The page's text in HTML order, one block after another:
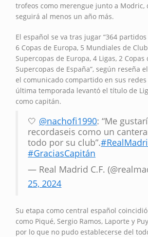
trofeos como merengue junto a Modric,
seguirá al menos un año más.
El español se va tras jugar “364
6 Copas de Europa, 5 Mundiales de
Supercopas de Europa, 4 Ligas, 2 Copas
Supercopas de España”, según reseña
el comunicado compartido en sus redes
última temporada levantó el título de
como capitán.
🤍 @nachofi1990: “Me
recordaseis como un
todo por su club”.
#GraciasCapitán
— Real Madrid C.F.
25, 2024
Su etapa como central español
como Piqué, Sergio Ramos, Laporte y
por lo que no pudo establecerse del